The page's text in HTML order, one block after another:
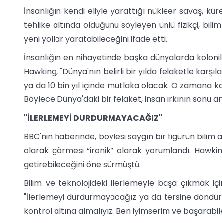
İnsanlığın kendi eliyle yarattığı nükleer savaş,
tehlike altında olduğunu söyleyen ünlü fizikçi,
yeni yollar yaratabileceğini ifade etti.
İnsanlığın en nihayetinde başka dünyalarda
Hawking, "Dünya'nın belirli bir yılda felaketle
ya da 10 bin yıl içinde mutlaka olacak. O zamana
Böylece Dünya'daki bir felaket, insan ırkının sonu
"İLERLEMEYİ DURDURMAYACAĞIZ"
BBC'nin haberinde, böylesi saygın bir figürün
olarak görmesi “ironik” olarak yorumlandı.
getirebileceğini öne sürmüştü.
Bilim ve teknolojideki ilerlemeyle başa çıkmak
"İlerlemeyi durdurmayacağız ya da tersine
kontrol altına almalıyız. Ben iyimserim ve